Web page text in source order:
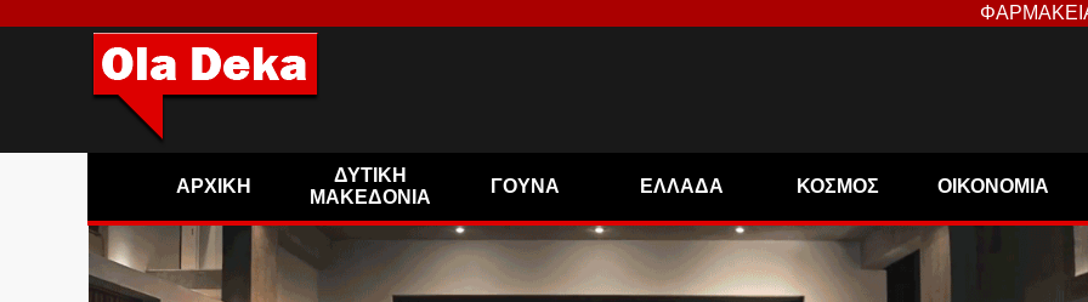
ΑΡΧΙΚΗ
ΔΥΤΙΚΗ
ΜΑΚΕΔΟΝΙΑ
ΓΟΥΝΑ ΕΛΛΑΔΑ ΚΟΣΜΟΣ ΟΙΚΟΝΟΜΙΑ